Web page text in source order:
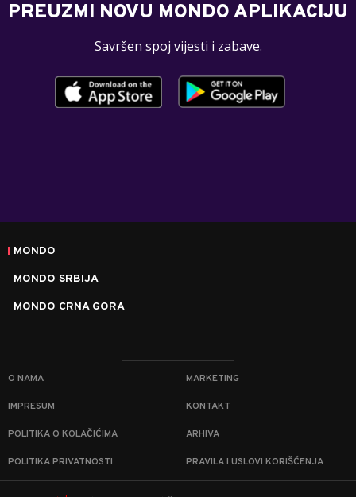
PREUZMI NOVU MONDO APLIKACIJU
Savršen spoj vijesti i zabave.
MONDO
MONDO SRBIJA
MONDO CRNA GORA
O NAMA MARKETING
IMPRESUM KONTAKT
POLITIKA O KOLAČIĆIMA ARHIVA
POLITIKA PRIVATNOSTI PRAVILA I USLOVI KORIŠĆENJA